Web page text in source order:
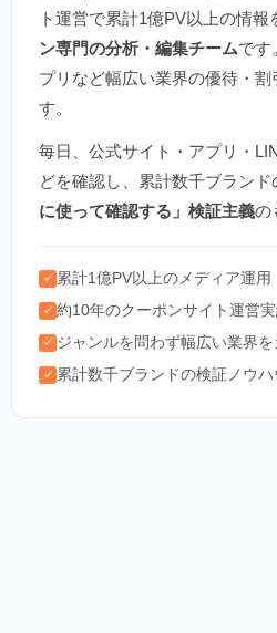
ト運営で累計1億PV以上の情報
ン専門の分析・編集チームです
プリなど幅広い業界の優待・割
す。
毎日、公式サイト・アプリ・
どを確認し、累計数千ブラン
に使って確認する」検証主義の
✓ 累計1億PV以上のメディア運用
✓ 約10年のクーポンサイト運営
✓ ジャンルを問わず幅広い業界を
✓ 累計数千ブランドの検証ノウ